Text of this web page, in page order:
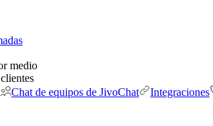
medio
Chat de equipos de JivoChat Integraciones